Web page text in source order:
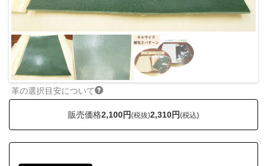
革の選択目安について
販売価格2,100円(税抜)2,310円(税込)